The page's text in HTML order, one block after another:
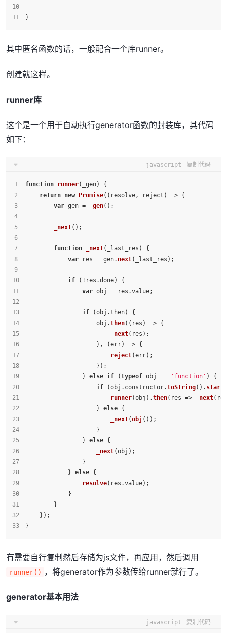
}
其中匿名函数的话，一般配合一个库runner。
创建就这样。
runner库
这个是一个用于自动执行generator函数的封装库，其代码
如下：
javascript 复制代码
function runner( _gen) {
return new Promise( ( resolve, reject ) => {
var gen = _gen();
_next();
function _next( _last_res ) {
var res = gen. next(_last_res);
if (!res.done) {
var obj = res.value;
if (obj.then) {
                    obj.
then( ( res ) => {
_next(res);
                    },
(err) => {
reject(err);
                    });
                }
else if (typeof obj == 'function' ) {
if (obj. constructor.toString().
runner(obj).then( res => _next
                    }
else {
_next(obj ());
                    }
                }
else {
_next(obj);
                }
            }
else {
resolve(res.value);
            }
        }
    });
}
有需要自行复制然后存储为js文件，再应用，然后调用
runner() ，将generator作为参数传给runner就行了。
generator基本用法
javascript 复制代码